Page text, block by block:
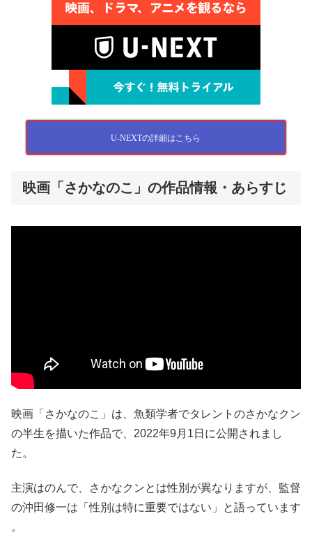
U-NEXTの詳細はこちら
映画「さかなのこ」の作品情報・あらすじ
映画「さかなのこ」は、魚類学者でタレントのさかなクン
の半生を描いた作品で、2022年9月1日に公開されまし
た。
主演はのんで、さかなクンとは性別が異なりますが、監督
の沖田修一は「性別は特に重要ではない」と語っています
。